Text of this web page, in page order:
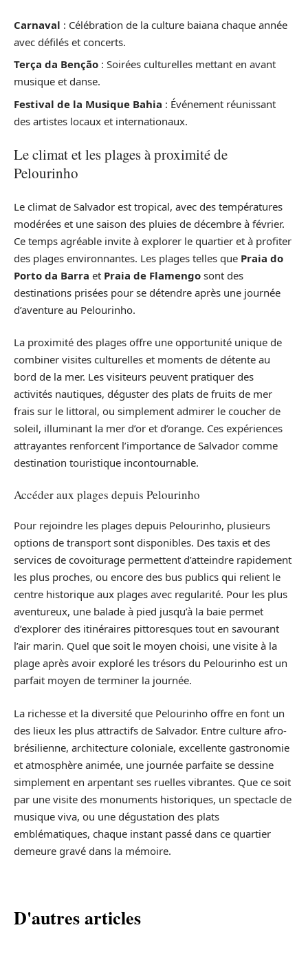
Carnaval : Célébration de la culture baiana chaque année
avec défilés et concerts.
Terça da Benção : Soirées culturelles mettant en avant
musique et danse.
Festival de la Musique Bahia : Événement réunissant
des artistes locaux et internationaux.
Le climat et les plages à proximité de
Pelourinho
Le climat de Salvador est tropical, avec des températures
modérées et une saison des pluies de décembre à février.
Ce temps agréable invite à explorer le quartier et à profiter
des plages environnantes. Les plages telles que Praia do
Porto da Barra et Praia de Flamengo sont des
destinations prisées pour se détendre après une journée
d’aventure au Pelourinho.
La proximité des plages offre une opportunité unique de
combiner visites culturelles et moments de détente au
bord de la mer. Les visiteurs peuvent pratiquer des
activités nautiques, déguster des plats de fruits de mer
frais sur le littoral, ou simplement admirer le coucher de
soleil, illuminant la mer d’or et d’orange. Ces expériences
attrayantes renforcent l’importance de Salvador comme
destination touristique incontournable.
Accéder aux plages depuis Pelourinho
Pour rejoindre les plages depuis Pelourinho, plusieurs
options de transport sont disponibles. Des taxis et des
services de covoiturage permettent d’atteindre rapidement
les plus proches, ou encore des bus publics qui relient le
centre historique aux plages avec regularité. Pour les plus
aventureux, une balade à pied jusqu’à la baie permet
d’explorer des itinéraires pittoresques tout en savourant
l’air marin. Quel que soit le moyen choisi, une visite à la
plage après avoir exploré les trésors du Pelourinho est un
parfait moyen de terminer la journée.
La richesse et la diversité que Pelourinho offre en font un
des lieux les plus attractifs de Salvador. Entre culture afro-
brésilienne, architecture coloniale, excellente gastronomie
et atmosphère animée, une journée parfaite se dessine
simplement en arpentant ses ruelles vibrantes. Que ce soit
par une visite des monuments historiques, un spectacle de
musique viva, ou une dégustation des plats
emblématiques, chaque instant passé dans ce quartier
demeure gravé dans la mémoire.
D'autres articles